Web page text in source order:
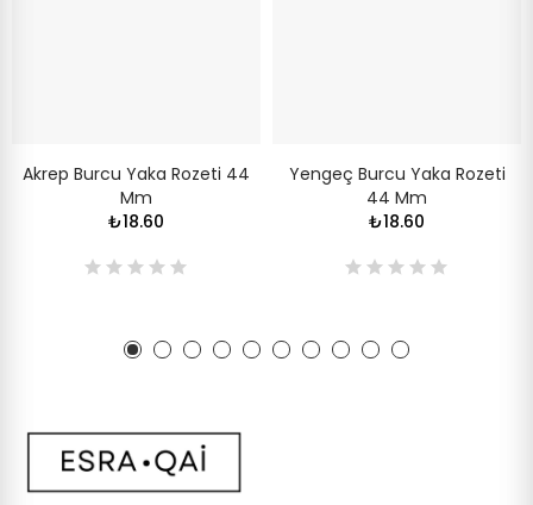
Akrep Burcu Yaka Rozeti 44
Mm
₺18.60
Yengeç Burcu Yaka Rozeti
44 Mm
₺18.60